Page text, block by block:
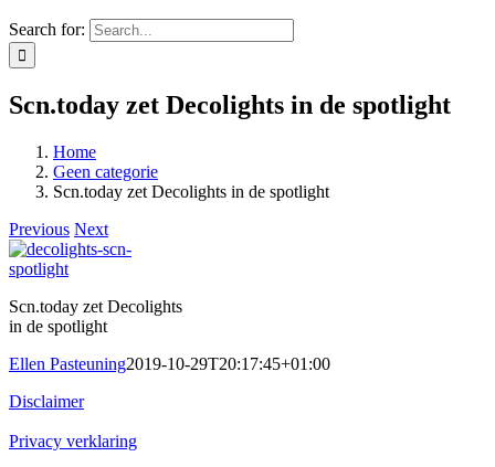
Search for:
Scn.today zet Decolights in de spotlight
Home
Geen categorie
Scn.today zet Decolights in de spotlight
Previous Next
Scn.today zet Decolights
in de spotlight
Ellen Pasteuning2019-10-29T20:17:45+01:00
Disclaimer
Privacy verklaring